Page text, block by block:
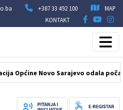
+387 33 492 100
MAP
KONTAKT
Novo Sarajevo odala počast